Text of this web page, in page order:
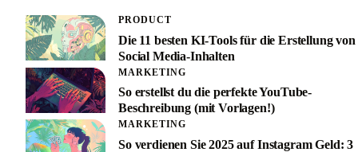
PRODUCT
Die 11 besten KI-Tools für die Erstellung von
Social Media-Inhalten
MARKETING
So erstellst du die perfekte YouTube-
Beschreibung (mit Vorlagen!)
MARKETING
So verdienen Sie 2025 auf Instagram Geld: 3